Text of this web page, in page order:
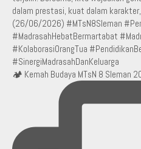
🏕️ Kemah Budaya MTsN 8 Sleman